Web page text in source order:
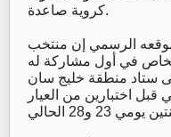
كروية صاعدة.
موقعه الرسمي إن منتخب
في أول مشاركة له
ستاد منطقة خليج سان
الحالي قبل اختبارين من العيار